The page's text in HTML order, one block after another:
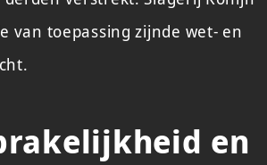
van toepassing zijnde wet- en
en